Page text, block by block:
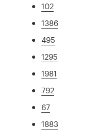
102
1386
495
1295
1981
792
67
1883